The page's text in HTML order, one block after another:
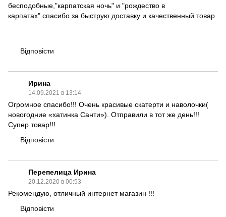
бесподобные,"карпатская ночь" и "рождество в
карпатах".спасибо за быструю доставку и качественный товар
Відповісти
Ирина
14.09.2021 в 13:14
Огромное спасибо!!! Очень красивые скатерти и наволочки(
новогодние «хатинка Санти»). Отправили в тот же день!!!
Супер товар!!!
Відповісти
Перепелица Ирина
20.12.2020 в 00:53
Рекомендую, отличный интернет магазин !!!
Відповісти